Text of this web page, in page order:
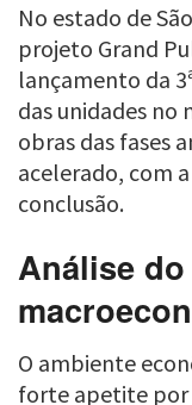
No estado de
projeto Grand
lançamento da
das unidades no
obras das fases
acelerado, com
conclusão.
Análise
O ambiente
forte apetite por